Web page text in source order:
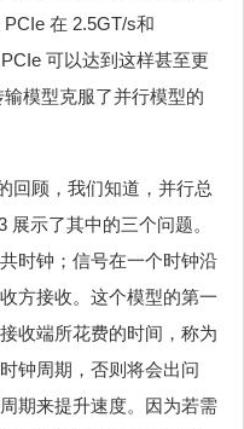
在 2.5GT/s和
可以达到这样甚至更
模型克服了并行模型的
回顾，我们知道，并行总
展示了其中的三个问题。
时钟；信号在一个时钟沿
方接收。这个模型的第一
收端所花费的时间，称为
钟周期，否则将会出问
期来提升速度。因为若需